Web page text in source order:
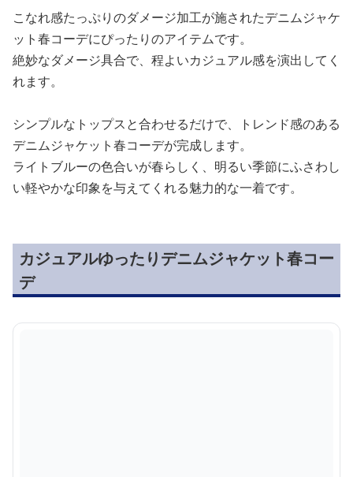
こなれ感たっぷりのダメージ加工が施されたデニムジャケ
ット春コーデにぴったりのアイテムです。
絶妙なダメージ具合で、程よいカジュアル感を演出してく
れます。
シンプルなトップスと合わせるだけで、トレンド感のある
デニムジャケット春コーデが完成します。
ライトブルーの色合いが春らしく、明るい季節にふさわし
い軽やかな印象を与えてくれる魅力的な一着です。
カジュアルゆったりデニムジャケット春コー
デ